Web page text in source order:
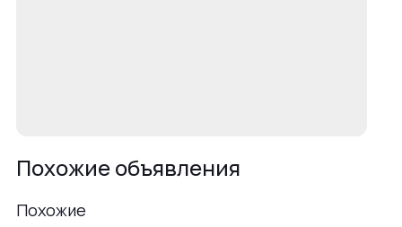
Похожие объявления
Похожие